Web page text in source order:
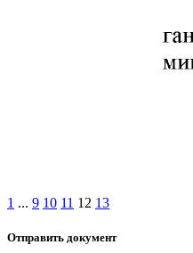
1 ... 9 10 11 12 13
Отправить документ